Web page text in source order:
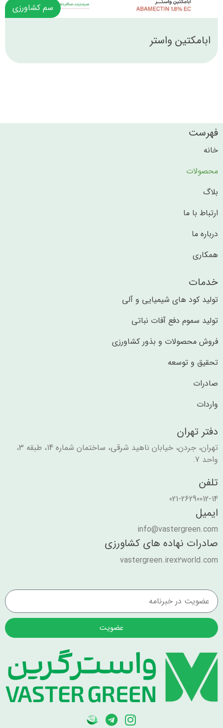
سم کشاورزی
ابامکتین واستر
فهرست
خانه
محصولات
بلاگ
ارتباط با ما
درباره ما
همکاری
خدمات
تولید کود های شیمیایی و آلی​​
تولید سموم دفع آفات نباتی
فروش محصولات و بذور کشاورزی
تحقیق و توسعه
صادرات
واردات
دفتر تهران
تهران، جردن، خیابان ناهید شرقی، ساختمان شماره 14، طبقه 3،
واحد 7.
تلفن
021-26290012-14
ایمیل
info@vastergreen.com
صادرات نهاده های کشاورزی
vastergreen.irex2world.com
عضویت